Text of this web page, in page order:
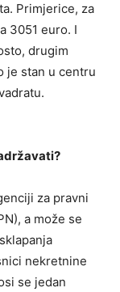
Primjerice, za
3051 euro. I
drugim
je stan u centru
za pravni
a može se
nekretnine
se jedan